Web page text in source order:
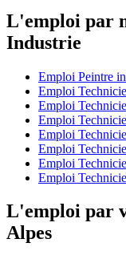
L'emploi par
Industrie
Emploi Peintre
Emploi
Emploi
Emploi
Emploi
Emploi
Emploi
Emploi
L'emploi par
Alpes